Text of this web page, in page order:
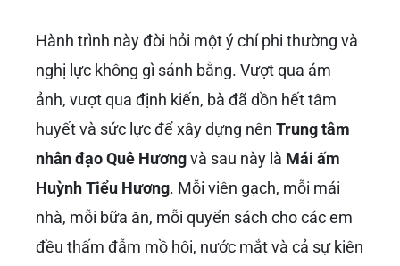
Hành trình này đòi hỏi một ý chí phi thường và
nghị lực không gì sánh bằng. Vượt qua ám
ảnh, vượt qua định kiến, bà đã dồn hết tâm
huyết và sức lực để xây dựng nên Trung tâm
nhân đạo Quê Hươngvà sau này là Mái ấm
Huỳnh Tiểu Hương. Mỗi viên gạch, mỗi mái
nhà, mỗi bữa ăn, mỗi quyển sách cho các em
đều thấm đẫm mồ hôi, nước mắt và cả sự kiên